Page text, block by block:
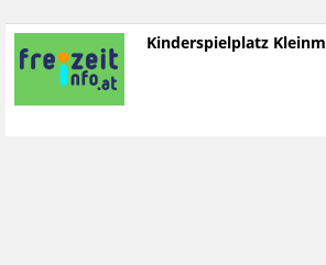
Kinderspielplatz